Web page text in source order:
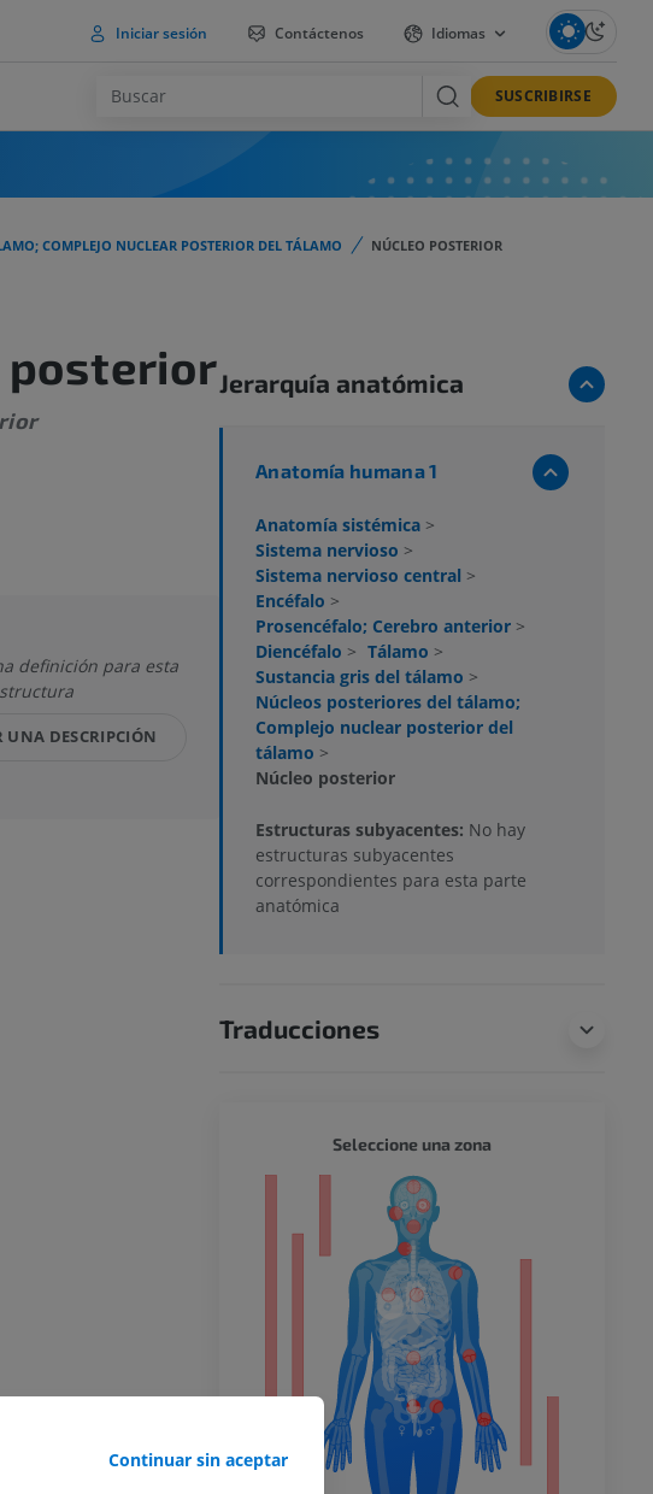
Iniciar sesión Contáctenos Idiomas
SUSCRIBIRSE
COMPLEJO NUCLEAR POSTERIOR DEL TÁLAMO NÚCLEO POSTERIOR
posterior
definición para esta
UNA DESCRIPCIÓN
Jerarquía anatómica
Anatomía humana 1
Anatomía sistémica >
Sistema nervioso >
Sistema nervioso central >
Encéfalo >
Prosencéfalo; Cerebro anterior >
Diencéfalo > Tálamo >
Sustancia gris del tálamo >
Núcleos posteriores del tálamo;
Complejo nuclear posterior del
tálamo >
Núcleo posterior
Estructuras subyacentes: No hay
estructuras subyacentes
correspondientes para esta parte
anatómica
Traducciones
IRM del miembro inferior
Seleccione una zona
Continuar sin aceptar